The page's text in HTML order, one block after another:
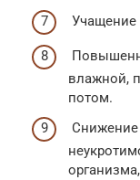
Учащение
влажной,
потом.
Снижение